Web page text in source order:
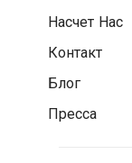
Насчет Нас
Контакт
Блог
Пресса